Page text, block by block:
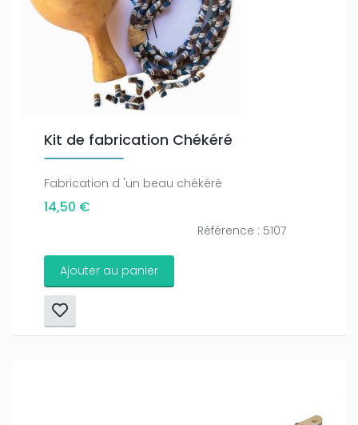
Kit de fabrication Chékéré
Fabrication d 'un beau chékéré
14,50 €
Référence : 5107
Ajouter au panier